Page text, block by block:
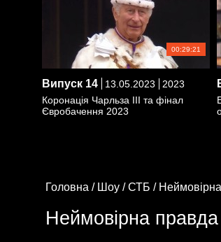
00:29:21
Випуск 14 13.05.2023
2023
Коронація Чарльза ІІІ та фінал
Євробачення 2023
Головна / Шоу /СТБ /
Неймовірна правда